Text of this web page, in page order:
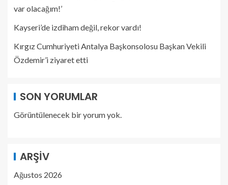
var olacağım!’
Kayseri’de izdiham değil, rekor vardı!
Kırgız Cumhuriyeti Antalya Başkonsolosu Başkan Vekili
Özdemir’i ziyaret etti
SON YORUMLAR
Görüntülenecek bir yorum yok.
ARŞIV
Ağustos 2026